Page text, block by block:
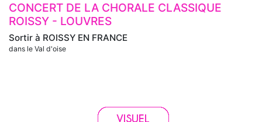
Sortir à ROISSY EN FRANCE
dans le Val d'oise
CONCERT DE LA CHORALE CLASSIQUE
ROISSY - LOUVRES